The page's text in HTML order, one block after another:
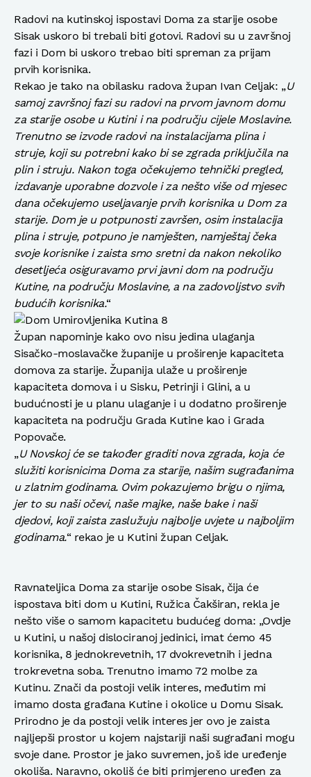
Radovi na kutinskoj ispostavi Doma za starije osobe
Sisak uskoro bi trebali biti gotovi. Radovi su u završnoj
fazi i Dom bi uskoro trebao biti spreman za prijam
prvih korisnika.
Rekao je tako na obilasku radova župan Ivan Celjak: „U
samoj završnoj fazi su radovi na prvom javnom domu
za starije osobe u Kutini i na području cijele Moslavine.
Trenutno se izvode radovi na instalacijama plina i
struje, koji su potrebni kako bi se zgrada priključila na
plin i struju. Nakon toga očekujemo tehnički pregled,
izdavanje uporabne dozvole i za nešto više od mjesec
dana očekujemo useljavanje prvih korisnika u Dom za
starije. Dom je u potpunosti završen, osim instalacija
plina i struje, potpuno je namješten, namještaj čeka
svoje korisnike i zaista smo sretni da nakon nekoliko
desetljeća osiguravamo prvi javni dom na području
Kutine, na području Moslavine, a na zadovoljstvo svih
budućih korisnika.“
Župan napominje kako ovo nisu jedina ulaganja
Sisačko-moslavačke županije u proširenje kapaciteta
domova za starije. Županija ulaže u proširenje
kapaciteta domova i u Sisku, Petrinji i Glini, a u
budućnosti je u planu ulaganje i u dodatno proširenje
kapaciteta na području Grada Kutine kao i Grada
Popovače.
„U Novskoj će se također graditi nova zgrada, koja će
služiti korisnicima Doma za starije, našim sugrađanima
u zlatnim godinama. Ovim pokazujemo brigu o njima,
jer to su naši očevi, naše majke, naše bake i naši
djedovi, koji zaista zaslužuju najbolje uvjete u najboljim
godinama.“ rekao je u Kutini župan Celjak.
Ravnateljica Doma za starije osobe Sisak, čija će
ispostava biti dom u Kutini, Ružica Čakširan, rekla je
nešto više o samom kapacitetu budućeg doma: „Ovdje
u Kutini, u našoj dislociranoj jedinici, imat ćemo 45
korisnika, 8 jednokrevetnih, 17 dvokrevetnih i jedna
trokrevetna soba. Trenutno imamo 72 molbe za
Kutinu. Znači da postoji velik interes, međutim mi
imamo dosta građana Kutine i okolice u Domu Sisak.
Prirodno je da postoji velik interes jer ovo je zaista
najljepši prostor u kojem najstariji naši sugrađani mogu
svoje dane. Prostor je jako suvremen, još ide uređenje
okoliša. Naravno, okoliš će biti primjereno uređen za